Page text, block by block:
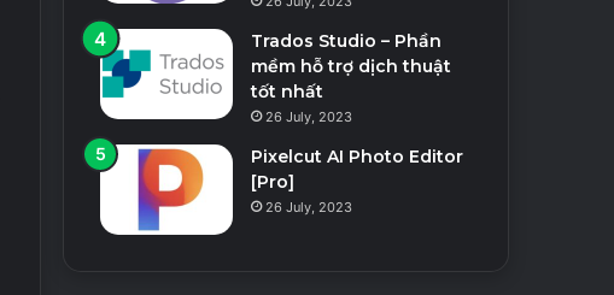
Trados Studio – Phần
mềm hỗ trợ dịch thuật
tốt nhất
26 July, 2023
Pixelcut AI Photo Editor
[Pro]
26 July, 2023